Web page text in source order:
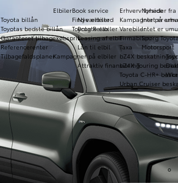
Toyota billån
Toyotas bedste billån
Garanteret tilbagekøbspris
Referencerenter
Tilbagefaldsplaner
Elbiler
Nye elbiler
Brugte elbiler
Leasing af elbil
Lån til elbil
Kampagner på elbiler
Attraktiv finansiering
Book service
Find værksted
Toyota Relax
Erhverv forside
Kampagner på
Varebiler
Firmabiler
Taxa
bZ4X
bZ4X Touring
Toyota C-HR+
Urban Cruiser
Nyheder fra
Intet er
Intet er
Spørg
Motorsport